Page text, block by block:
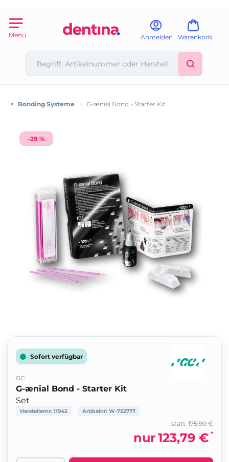
Menü Anmelden Warenkorb
< Bonding Systeme > G-ænial Bond - Starter Kit
-29 %
Sofort verfügbar
GC
G-ænial Bond - Starter Kit
Set
Herstellernr: 11942 Artikelnr: W-752777
175,90 €
statt
nur123,79 € *